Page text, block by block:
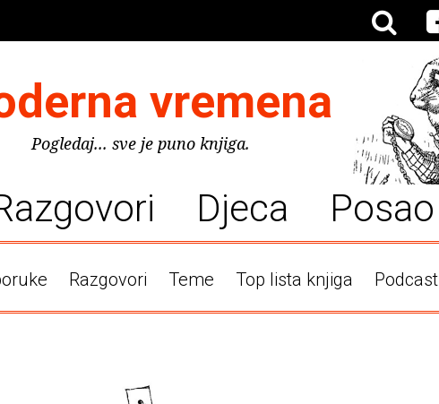
vremena
Pogledaj... sve je puno knjiga.
Djeca Posao
Razgovori Teme Top lista knjiga Podcast